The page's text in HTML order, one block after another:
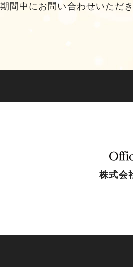
期間中にお問い合わせいただ
株式会